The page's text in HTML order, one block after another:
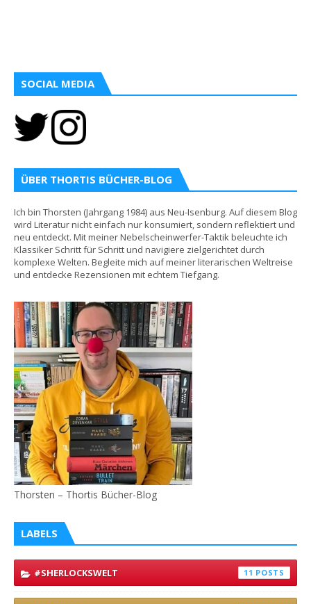
SOCIAL MEDIA
ÜBER THORTIS BÜCHER-BLOG
Ich bin Thorsten (Jahrgang 1984) aus Neu-Isenburg. Auf diesem Blog
wird Literatur nicht einfach nur konsumiert, sondern reflektiert und
neu entdeckt. Mit meiner Nebelscheinwerfer-Taktik beleuchte ich
Klassiker Schritt für Schritt und navigiere zielgerichtet durch
komplexe Welten. Begleite mich auf meiner literarischen Weltreise
und entdecke Rezensionen mit echtem Tiefgang.
Thorsten – Thortis Bücher-Blog
LABELS
#SHERLOCKSWELT 11